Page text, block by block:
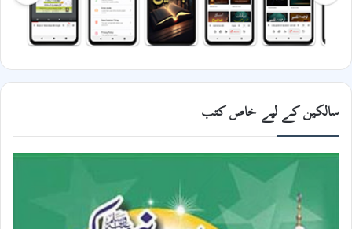
سالکین کے لیے خاص کتب